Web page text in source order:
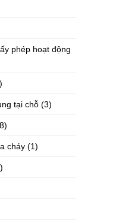
phép hoạt động
tại chỗ (3)
cháy (1)